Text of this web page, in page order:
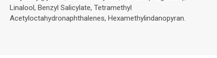
Linalool, Benzyl Salicylate, Tetramethyl
Acetyloctahydronaphthalenes, Hexamethylindanopyran.